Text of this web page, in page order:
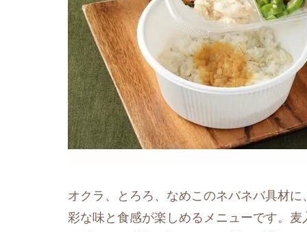
オクラ、とろろ、なめこのネバネバ具材
彩な味と食感が楽しめるメニューです。